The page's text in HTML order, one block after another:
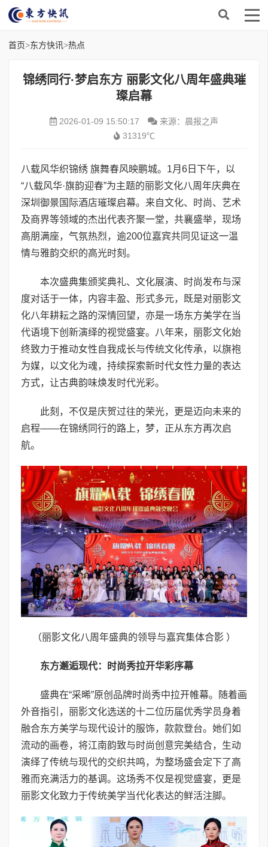
首页>东方快讯>热点
锦绣同行·梦启东方 丽影文化八周年盛典璀
璨启幕
2026-01-09 15:50:17
来源：晨报之声
31319℃
八载风华织锦绣 旗舞春风映鹏城。1月6日下午，以
“八载风华·旗韵迎春”为主题的丽影文化八周年庆典在
深圳御景国际酒店璀璨启幕。来自文化、时尚、艺术
及商界等领域的杰出代表齐聚一堂，共襄盛举，现场
高朋满座，气氛热烈，逾200位嘉宾共同见证这一温
情与雅韵交织的高光时刻。
本次盛典集颁奖典礼、文化展演、时尚发布与深
度对话于一体，内容丰盈、形式多元，既是对丽影文
化八年耕耘之路的深情回望，亦是一场东方美学在当
代语境下创新演绎的视觉盛宴。八年来，丽影文化始
终致力于推动女性自我成长与传统文化传承，以旗袍
为媒，以文化为魂，持续探索新时代女性力量的表达
方式，让古典韵味焕发时代光彩。
此刻，不仅是庆贺过往的荣光，更是迈向未来的
启程——在锦绣同行的路上，梦，正从东方再次启
航。
（丽影文化八周年盛典的领导与嘉宾集体合影 ）
东方邂逅现代：时尚秀拉开华彩序幕
盛典在“采晞”原创品牌时尚秀中拉开帷幕。随着画
外音指引，丽影文化选送的十二位历届优秀学员身着
融合东方美学与现代设计的服饰，款款登台。她们如
流动的画卷，将江南韵致与时尚创意完美结合，生动
演绎了传统与现代的交织共鸣，为整场盛会定下了高
雅而充满活力的基调。这场秀不仅是视觉盛宴，更是
丽影文化致力于传统美学当代化表达的鲜活注脚。